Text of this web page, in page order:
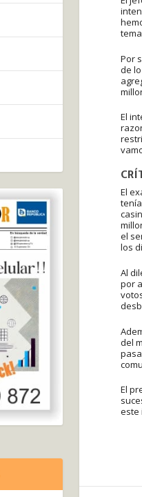
Por
de
El
El
el
los
Al
por
del
El
este